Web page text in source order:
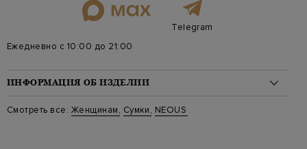
Telegram
Ежедневно с 10:00 до 21:00
ИНФОРМАЦИЯ ОБ ИЗДЕЛИИ
Материал: кожа 100%
Стиль: Среднего размера, На плечо
Смотреть все: Женщинам, Сумки, NEOUS